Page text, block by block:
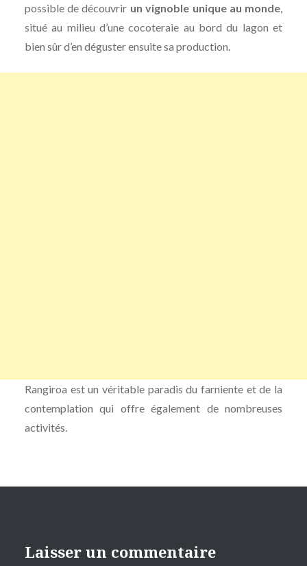
possible de découvrir un vignoble unique au monde,
situé au milieu d’une cocoteraie au bord du lagon et
bien sûr d’en déguster ensuite sa production.
Rangiroa est un véritable paradis du farniente et de la
contemplation qui offre également de nombreuses
activités.
Laisser un commentaire